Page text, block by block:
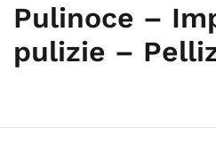
Pulinoce –
pulizie –